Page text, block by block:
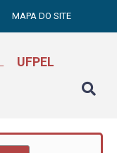
MAPA DO SITE
UFPEL